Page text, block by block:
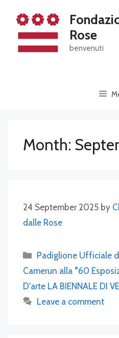
content
Rose
benvenuti
Month:
24 September 2025 by
dalle Rose
Categories
Padiglione Ufficiale
Camerun alla °60
D'arte LA BIENNALE DI
Leave a comment